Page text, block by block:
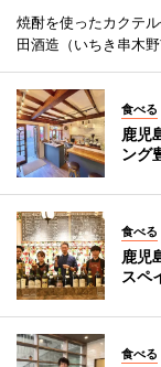
焼酎を使ったカクテ
田酒造（いちき串木
食べる
鹿児
ング
食べる
鹿児
スペ
食べる